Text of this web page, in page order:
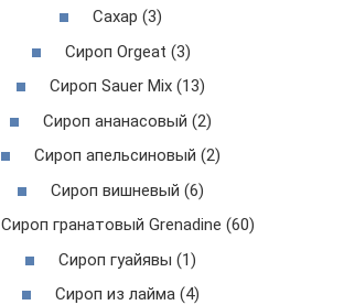
Сахар (3)
Сироп Orgeat (3)
Сироп Sauer Mix (13)
Сироп ананасовый (2)
Сироп апельсиновый (2)
Сироп вишневый (6)
Сироп гранатовый Grenadine (60)
Сироп гуайявы (1)
Сироп из лайма (4)